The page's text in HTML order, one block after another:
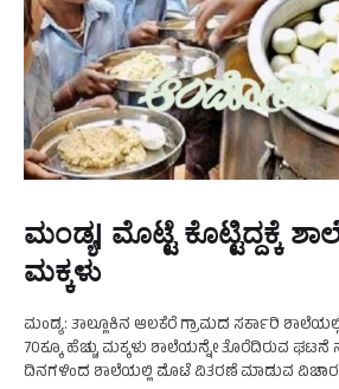
ಮಂಡ್ಯ| ಮೊಟ್ಟೆ ಕೊಟ್ಟಿದ್ದಕ್ಕೆ
ಮಕ್ಕಳು
ಮಂಡ್ಯ: ತಾಲ್ಲೂಕಿನ ಆಲಕೆರೆ ಗ್ರಾಮದ ಸರ್ಕಾರಿ
70ಕ್ಕೂ ಹೆಚ್ಚು ಮಕ್ಕಳು ಶಾಲೆಯನ್ನೇ ತೊರೆದಿರುವ
ದಿನಗಳಿಂದ ಶಾಲೆಯಲ್ಲಿ ಮೊಟೆ ವಿತರಣೆ ಮಾಡುವ